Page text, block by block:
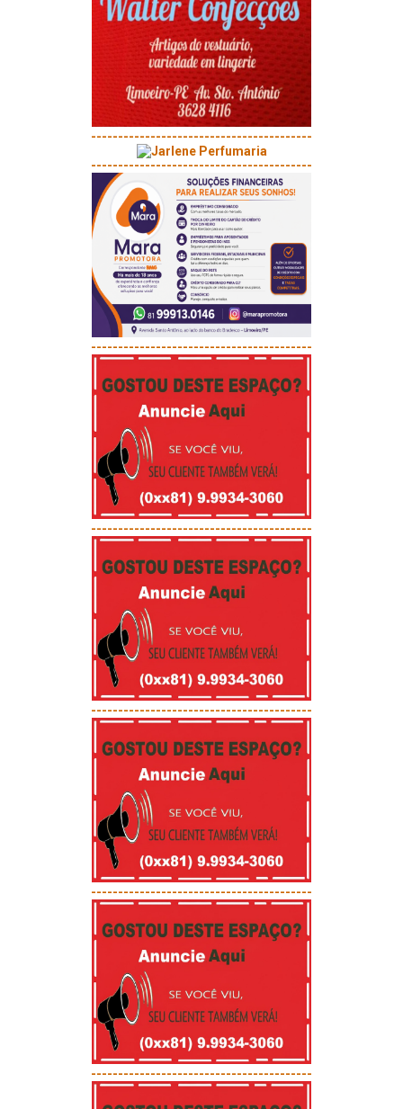
-----------------------------------------
-----------------------------------------
-----------------------------------------
-----------------------------------------
-----------------------------------------
-----------------------------------------
-----------------------------------------